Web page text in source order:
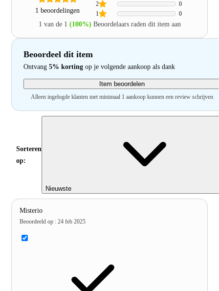
1 beoordelingen 1 0
2 0
1 van de 1 (100%) Beoordelaars raden dit item aan
Beoordeel dit item
Ontvang 5% korting op je volgende aankoop als dank
Item beoordelen
Alleen ingelogde klanten met minimaal 1 aankoop kunnen een review schrijven
Sorteren
op:
Nieuwste
Misterio
Beoordeeld op : 24 feb 2025